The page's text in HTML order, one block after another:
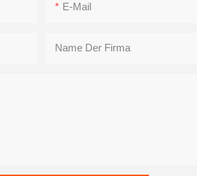
E-Mail
Name Der Firma